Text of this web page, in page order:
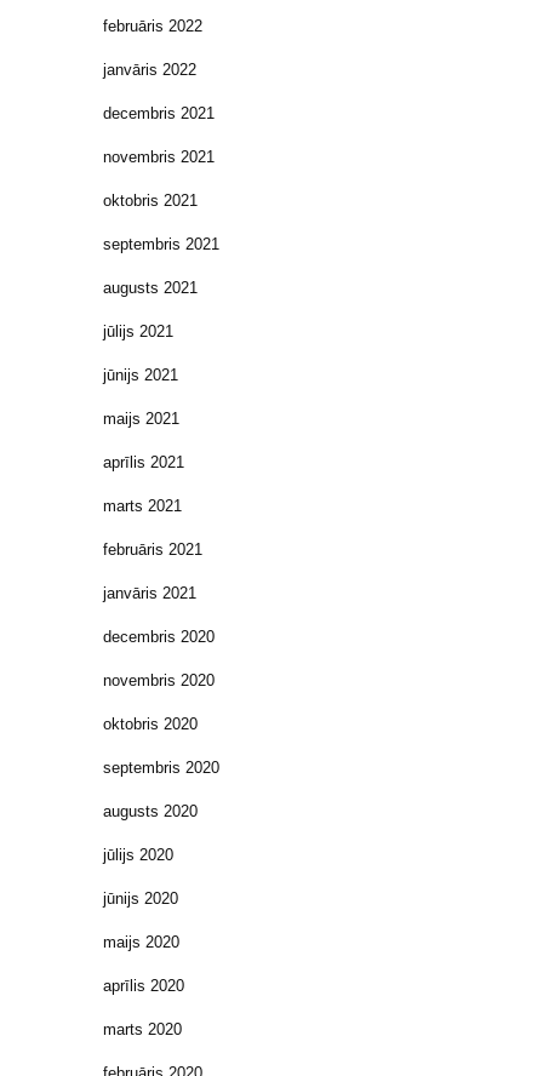
februāris 2022
janvāris 2022
decembris 2021
novembris 2021
oktobris 2021
septembris 2021
augusts 2021
jūlijs 2021
jūnijs 2021
maijs 2021
aprīlis 2021
marts 2021
februāris 2021
janvāris 2021
decembris 2020
novembris 2020
oktobris 2020
septembris 2020
augusts 2020
jūlijs 2020
jūnijs 2020
maijs 2020
aprīlis 2020
marts 2020